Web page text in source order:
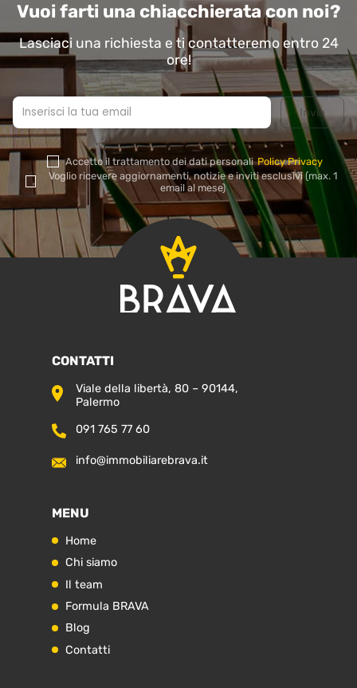
Vuoi farti una chiacchierata con noi?
Lasciaci una richiesta e ti contatteremo entro 24
ore!
Si
prega
di
lasciare
vuoto
questo
Accetto il trattamento dei dati personali Policy Privacy
Voglio ricevere aggiornamenti, notizie e inviti esclusivi (max. 1
email al mese)
CONTATTI
Viale della libertà, 80 – 90144,
Palermo
091 765 77 60
info@immobiliarebrava.it
MENU
Home
Chi siamo
Il team
Formula BRAVA
Blog
Contatti